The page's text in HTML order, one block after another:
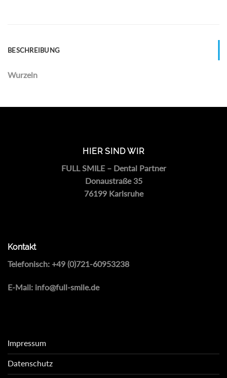
BESCHREIBUNG
Wurzeln
HIER SIND WIR
FULL SMILE – Dental Partner
Donaustraße 35
76199 Karlsruhe
Kontakt
Telefonisch: +49 (0)721-60953238
E-Mail: info@full-smile.de
Impressum
Datenschutz